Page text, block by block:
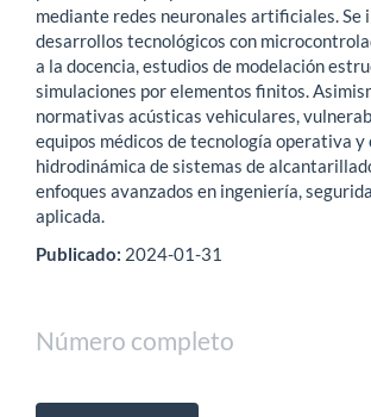
mediante redes neuronales artificiales. Se
desarrollos tecnológicos con
a la docencia, estudios de modelación
simulaciones por elementos finitos.
normativas acústicas vehiculares,
equipos médicos de tecnología operativa
hidrodinámica de sistemas de
enfoques avanzados en ingeniería,
aplicada.
Publicado: 2024-01-31
Número completo